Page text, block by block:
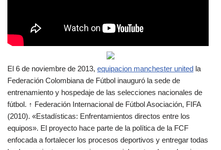
El 6 de noviembre de 2013, equipacion manchester united la
Federación Colombiana de Fútbol inauguró la sede de
entrenamiento y hospedaje de las selecciones nacionales de
fútbol. ↑ Federación Internacional de Fútbol Asociación, FIFA
(2010). «Estadísticas: Enfrentamientos directos entre los
equipos». El proyecto hace parte de la política de la FCF
enfocada a fortalecer los procesos deportivos y entregar todas